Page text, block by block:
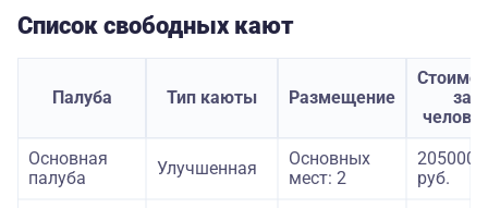
Список свободных кают
Палуба Тип каюты Размещение
за
Основная
палуба
Улучшенная
Основных
мест: 2
205000
руб.